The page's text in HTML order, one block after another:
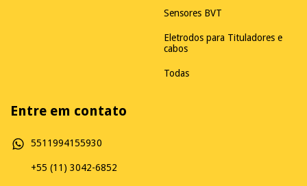
Sensores BVT
Eletrodos para Tituladores e
cabos
Todas
Entre em contato
5511994155930
+55 (11) 3042-6852